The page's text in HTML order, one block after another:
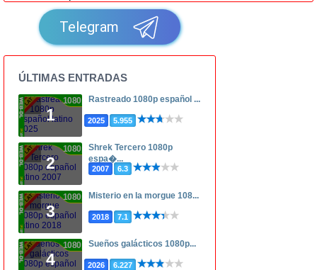
Telegram
ÚLTIMAS ENTRADAS
1
1080p Rastreado 1080p español ...
2025 5.955
2
1080p
Shrek Tercero 1080p
espa�...
2007 6.3
3
1080p Misterio en la morgue 108...
2018 7.1
4
1080p Sueños galácticos 1080p...
2026 6.227